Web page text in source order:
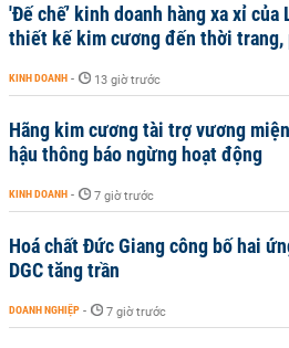
'Đế chế’ kinh doanh hàng xa xỉ của
thiết kế kim cương đến thời trang,
KINH DOANH - 13 giờ trước
Hãng kim cương tài trợ vương
hậu thông báo ngừng hoạt động
KINH DOANH - 7 giờ trước
Hoá chất Đức Giang công bố hai
DGC tăng trần
DOANH NGHIỆP - 7 giờ trước